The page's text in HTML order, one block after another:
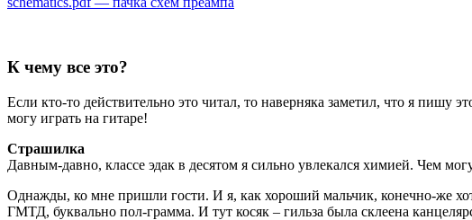
К чему все это?
Если кто-то действительно это читал, то наверняка заметил, что я пишу
могу играть на гитаре!
Страшилка
Давным-давно, классе эдак в десятом я сильно увлекался химией. Чем
Однажды, ко мне пришли гости. И я, как хороший мальчик, конечно-же
ГМТД, буквально пол-грамма. И тут косяк – гильза была склеена